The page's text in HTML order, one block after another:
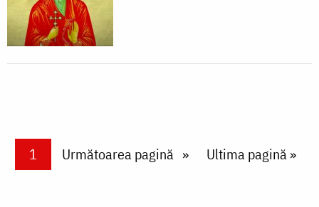
PaginareCurrent page
1 Next page
Următoarea pagină Last page
Ultima pagină »